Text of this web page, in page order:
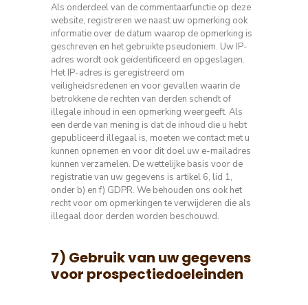
Als onderdeel van de commentaarfunctie op deze
website, registreren we naast uw opmerking ook
informatie over de datum waarop de opmerking is
geschreven en het gebruikte pseudoniem. Uw IP-
adres wordt ook geïdentificeerd en opgeslagen.
Het IP-adres is geregistreerd om
veiligheidsredenen en voor gevallen waarin de
betrokkene de rechten van derden schendt of
illegale inhoud in een opmerking weergeeft. Als
een derde van mening is dat de inhoud die u hebt
gepubliceerd illegaal is, moeten we contact met u
kunnen opnemen en voor dit doel uw e-mailadres
kunnen verzamelen. De wettelijke basis voor de
registratie van uw gegevens is artikel 6, lid 1,
onder b) en f) GDPR. We behouden ons ook het
recht voor om opmerkingen te verwijderen die als
illegaal door derden worden beschouwd.
7) Gebruik van uw gegevens
voor prospectiedoeleinden